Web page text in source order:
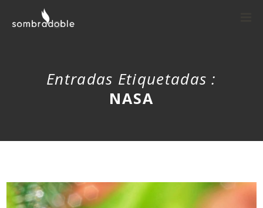
Entradas Etiquetadas :
NASA